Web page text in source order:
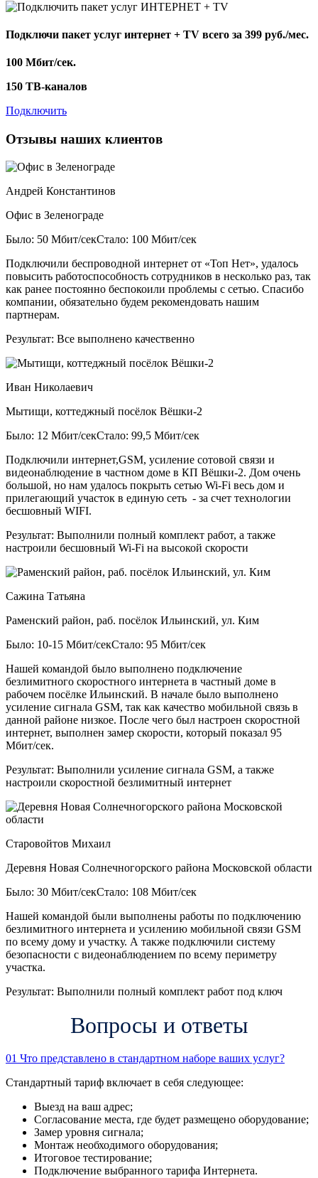
Подключи пакет услуг интернет + TV всего за 399 руб./мес.
100 Мбит/сек.
150 ТВ-каналов
Подключить
Отзывы наших клиентов
Андрей Константинов
Офис в Зеленограде
Было: 50 Мбит/секСтало: 100 Мбит/сек
Подключили беспроводной интернет от «Топ Нет», удалось
повысить работоспособность сотрудников в несколько раз, так
как ранее постоянно беспокоили проблемы с сетью. Спасибо
компании, обязательно будем рекомендовать нашим
партнерам.
Результат: Все выполнено качественно
Иван Николаевич
Мытищи, коттеджный посёлок Вёшки-2
Было: 12 Мбит/секСтало: 99,5 Мбит/сек
Подключили интернет,GSM, усиление сотовой связи и
видеонаблюдение в частном доме в КП Вёшки-2. Дом очень
большой, но нам удалось покрыть сетью Wi-Fi весь дом и
прилегающий участок в единую сеть - за счет технологии
бесшовный WIFI.
Результат: Выполнили полный комплект работ, а также
настроили бесшовный Wi-Fi на высокой скорости
Сажина Татьяна
Раменский район, раб. посёлок Ильинский, ул. Ким
Было: 10-15 Мбит/секСтало: 95 Мбит/сек
Нашей командой было выполнено подключение
безлимитного скоростного интернета в частный доме в
рабочем посёлке Ильинский. В начале было выполнено
усиление сигнала GSM, так как качество мобильной связь в
данной районе низкое. После чего был настроен скоростной
интернет, выполнен замер скорости, который показал 95
Мбит/сек.
Результат: Выполнили усиление сигнала GSM, а также
настроили скоростной безлимитный интернет
Старовойтов Михаил
Деревня Новая Солнечногорского района Московской области
Было: 30 Мбит/секСтало: 108 Мбит/сек
Нашей командой были выполнены работы по подключению
безлимитного интернета и усилению мобильной связи GSM
по всему дому и участку. А также подключили систему
безопасности с видеонаблюдением по всему периметру
участка.
Результат: Выполнили полный комплект работ под ключ
Вопросы и ответы
01 Что представлено в стандартном наборе ваших услуг?
Стандартный тариф включает в себя следующее:
Выезд на ваш адрес;
Согласование места, где будет размещено оборудование;
Замер уровня сигнала;
Монтаж необходимого оборудования;
Итоговое тестирование;
Подключение выбранного тарифа Интернета.